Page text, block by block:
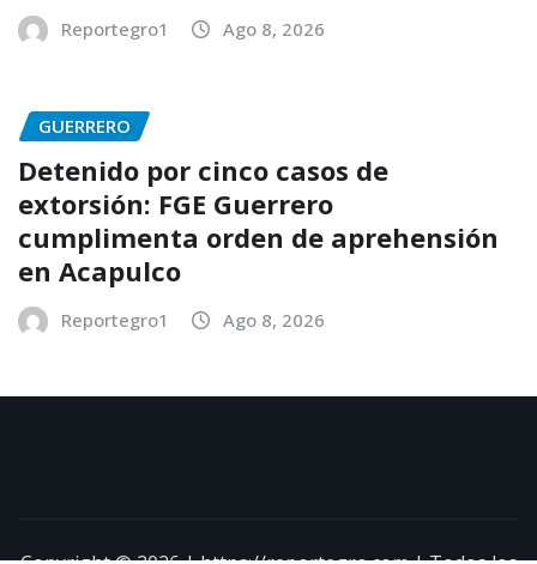
Reportegro1 Ago 8, 2026
GUERRERO
Detenido por cinco casos de
extorsión: FGE Guerrero
cumplimenta orden de aprehensión
en Acapulco
Reportegro1 Ago 8, 2026